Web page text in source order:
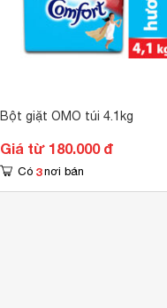
Bột giặt OMO túi 4.1kg
Giá từ 180.000 đ
Có 3 nơi bán